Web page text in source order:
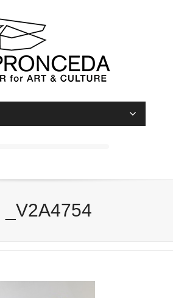
_V2A4754